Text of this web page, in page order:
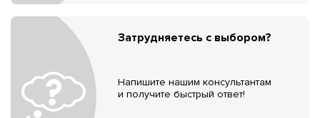
Затрудняетесь с выбором?
Напишите нашим консультантам
и получите быстрый ответ!